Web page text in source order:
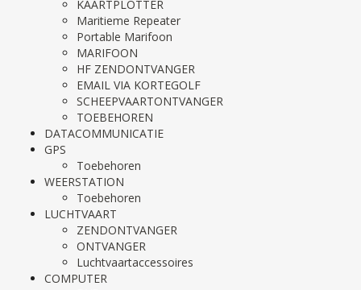
KAARTPLOTTER
Maritieme Repeater
Portable Marifoon
MARIFOON
HF ZENDONTVANGER
EMAIL VIA KORTEGOLF
SCHEEPVAARTONTVANGER
TOEBEHOREN
DATACOMMUNICATIE
GPS
Toebehoren
WEERSTATION
Toebehoren
LUCHTVAART
ZENDONTVANGER
ONTVANGER
Luchtvaartaccessoires
COMPUTER